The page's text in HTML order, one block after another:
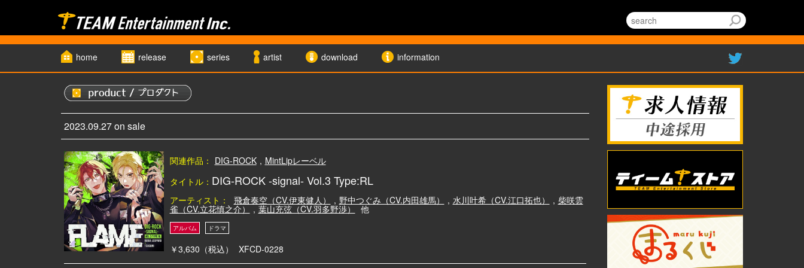
home release series artist download information
2023.09.27 on sale
関連作品： DIG-ROCK , MintLipレーベル
タイトル： DIG-ROCK -signal- Vol.3 Type:RL
アーティスト： 飛倉奏空（CV.伊東健人） , 野中つぐみ（CV.内田雄馬） , 水川叶希（CV.江口拓也） , 柴咲雲
雀（CV.立花慎之介） , 葉山充弦（CV.羽多野渉） 他
￥3,630（税込） XFCD-0228